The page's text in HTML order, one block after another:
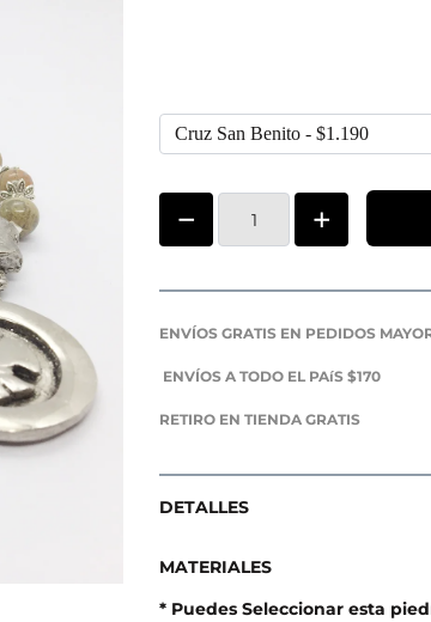
ENVÍOS GRATIS EN PEDIDOS
ENVÍOS A TODO EL PAíS $170
RETIRO EN TIENDA GRATIS
DETALLES
MATERIALES
* Puedes Seleccionar esta